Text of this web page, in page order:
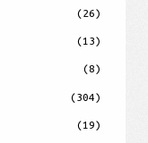
(26)
(13)
(8)
(304)
(19)